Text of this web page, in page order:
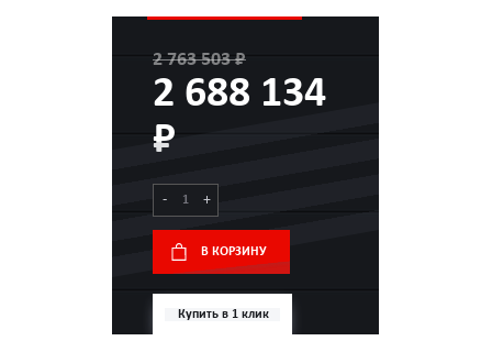
2 763 503 ₽
2 688 134
₽
- +
В КОРЗИНУ
Купить в 1 клик